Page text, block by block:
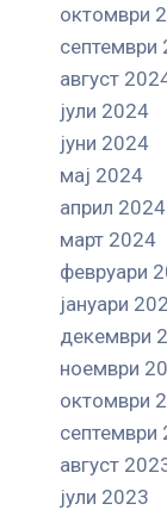
октомври
септември
август
јули 2024
јуни 2024
мај 2024
април 2024
март 2024
февруари
јануари
декември
ноември
октомври
септември
август
јули 2023